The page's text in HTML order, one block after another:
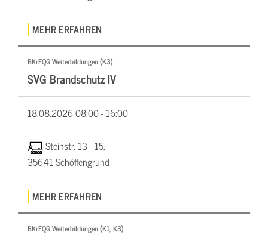
MEHR ERFAHREN
BKrFQG Weiterbildungen (K3)
SVG Brandschutz IV
18.08.202608:00 - 16:00
Steinstr. 13 - 15,
35641 Schöffengrund
MEHR ERFAHREN
BKrFQG Weiterbildungen (K1, K3)